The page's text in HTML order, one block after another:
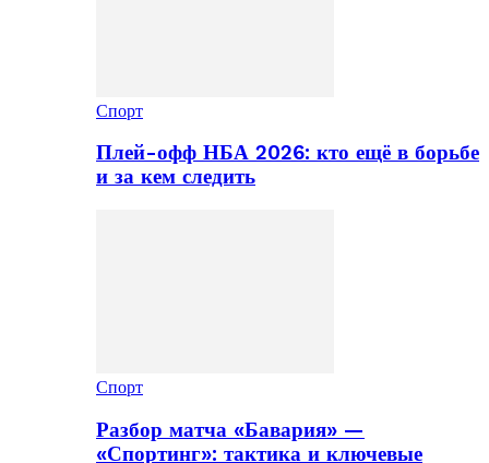
Спорт
Плей-офф НБА 2026: кто ещё в борьбе
и за кем следить
Спорт
Разбор матча «Бавария» —
«Спортинг»: тактика и ключевые